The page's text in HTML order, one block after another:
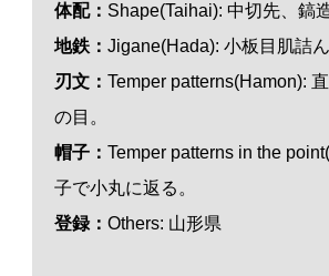
体配： Shape(Taihai): 中切先、鎬
地鉄： Jigane(Hada): 小板目肌詰
刃文 ： Temper patterns(Hamon):
の目。
帽子： Temper patterns in the
子で小丸に返る。
登録： Others: 山形県